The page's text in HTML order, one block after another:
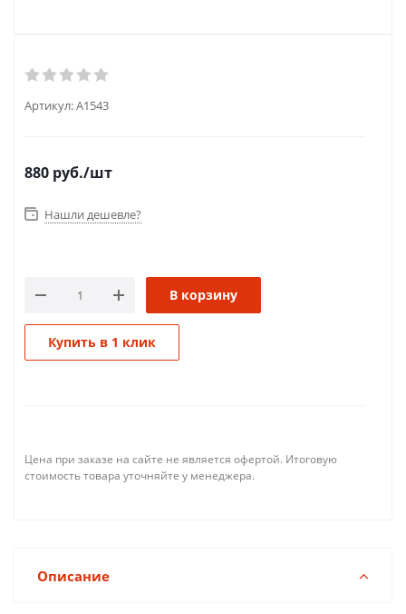
Артикул:A1543
880 руб./шт
Нашли дешевле?
В корзину
Купить в 1 клик
Цена при заказе на сайте не является офертой. Итоговую
стоимость товара уточняйте у менеджера.
Описание